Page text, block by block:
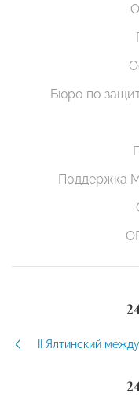
Бюро по
Поддержка
II Ялтинский